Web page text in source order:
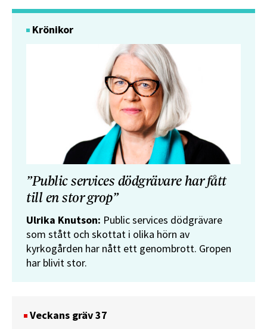
Krönikor
”Public services dödgrävare har fått
till en stor grop”
Ulrika Knutson: Public services dödgrävare
som stått och skottat i olika hörn av
kyrkogården har nått ett genombrott. Gropen
har blivit stor.
Veckans gräv 37